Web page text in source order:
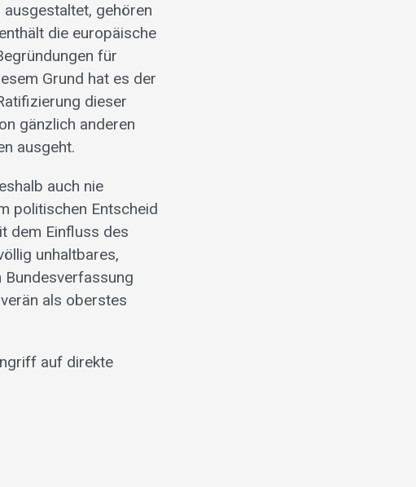
gehören
die europäische
für
Grund hat es der
dieser
gänzlich anderen
ausgeht.
auch nie
politischen Entscheid
dem Einfluss des
unhaltbares,
Bundesverfassung
als oberstes
auf direkte